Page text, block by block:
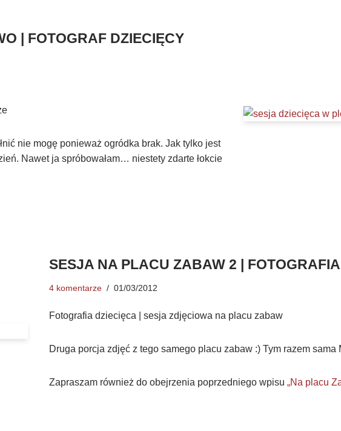
| FOTOGRAF DZIECIĘCY
nie mogę ponieważ ogródka brak. Jak tylko jest
Nawet ja spróbowałam… niestety zdarte łokcie
SESJA NA PLACU ZABAW 2 |
4 komentarze 01/03/2012
Fotografia dziecięca | sesja zdjęciowa na placu zabaw
Druga porcja zdjęć z tego samego placu zabaw :) Tym razem sama
Zapraszam również do obejrzenia poprzedniego wpisu „Na placu